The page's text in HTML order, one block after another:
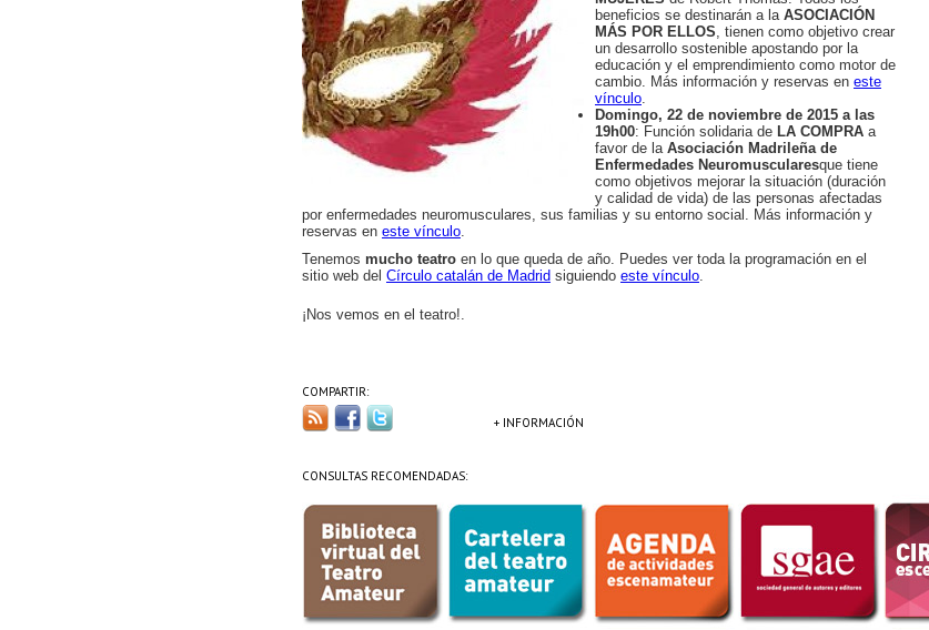
beneficios se destinarán a la ASOCIACIÓN
MÁS POR ELLOS, tienen como objetivo crear
un desarrollo sostenible apostando por la
educación y el emprendimiento como motor de
cambio. Más información y reservas en este
vínculo.
Domingo, 22 de noviembre de 2015 a las
19h00: Función solidaria de LA COMPRA a
favor de la Asociación Madrileña de
Enfermedades Neuromuscularesque tiene
como objetivos mejorar la situación (duración
y calidad de vida) de las personas afectadas
por enfermedades neuromusculares, sus familias y su entorno social. Más información y
reservas en este vínculo.
Tenemos mucho teatro en lo que queda de año. Puedes ver toda la programación en el
sitio web del Círculo catalán de Madrid siguiendo este vínculo.
¡Nos vemos en el teatro!.
COMPARTIR:
+ INFORMACIÓN
CONSULTAS RECOMENDADAS: